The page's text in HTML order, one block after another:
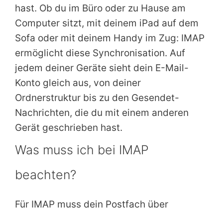
hast. Ob du im Büro oder zu Hause am
Computer sitzt, mit deinem iPad auf dem
Sofa oder mit deinem Handy im Zug: IMAP
ermöglicht diese Synchronisation. Auf
jedem deiner Geräte sieht dein E-Mail-
Konto gleich aus, von deiner
Ordnerstruktur bis zu den Gesendet-
Nachrichten, die du mit einem anderen
Gerät geschrieben hast.
Was muss ich bei IMAP
beachten?
Für IMAP muss dein Postfach über